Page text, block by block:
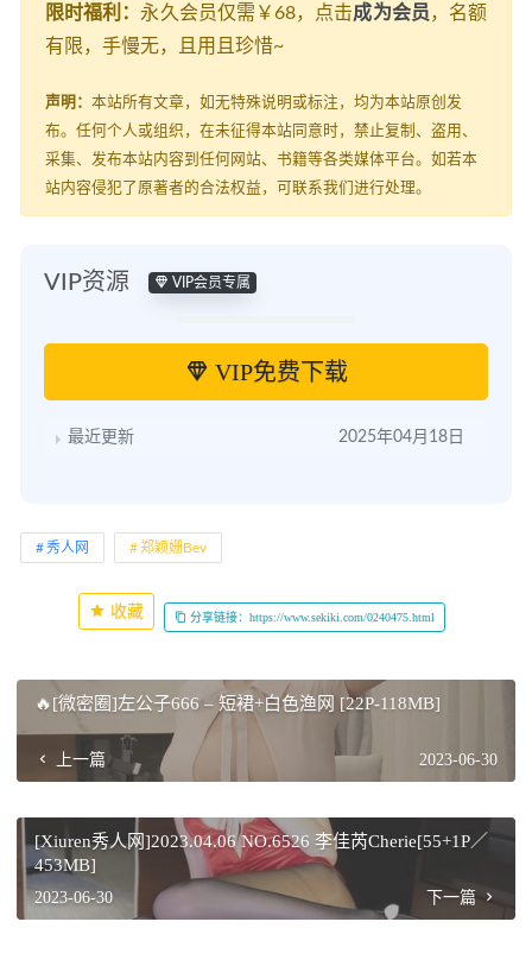
限时福利： 永久会员仅需￥68，点击成为会员，名额
有限，手慢无，且用且珍惜~
声明： 本站所有文章，如无特殊说明或标注，均为本站原创发
布。任何个人或组织，在未征得本站同意时，禁止复制、盗用、
采集、发布本站内容到任何网站、书籍等各类媒体平台。如若本
站内容侵犯了原著者的合法权益，可联系我们进行处理。
VIP资源 VIP会员专属
VIP免费下载
最近更新 2025年04月18日
秀人网 郑颖姗Bev
收藏 分享链接：https://www.sekiki.com/0240475.html
🔥[微密圈]左公子666 – 短裙+白色渔网 [22P-118MB]
上一篇 2023-06-30
[Xiuren秀人网]2023.04.06 NO.6526 李佳芮Cherie[55+1P／
453MB]
2023-06-30 下一篇